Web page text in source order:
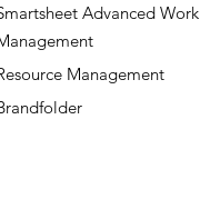
Management
Advanced Work